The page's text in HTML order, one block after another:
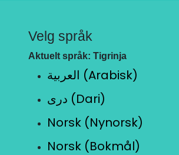
Velg språk
Aktuelt språk: Tigrinja
العربية (Arabisk)
دری (Dari)
Norsk (Nynorsk)
Norsk (Bokmål)